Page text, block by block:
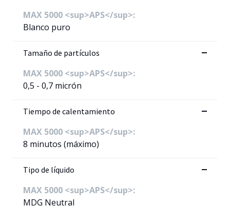
MAX 5000 <sup>APS</sup>:
Blanco puro
Tamaño de partículos
MAX 5000 <sup>APS</sup>:
0,5 - 0,7 micrón
Tiempo de calentamiento
MAX 5000 <sup>APS</sup>:
8 minutos (máximo)
Tipo de líquido
MAX 5000 <sup>APS</sup>:
MDG Neutral